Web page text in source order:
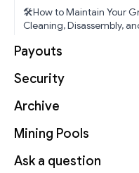
🛠️How to Maintain Your
Cleaning, Disassembly,
Payouts
Security
Archive
Mining Pools
Ask a question